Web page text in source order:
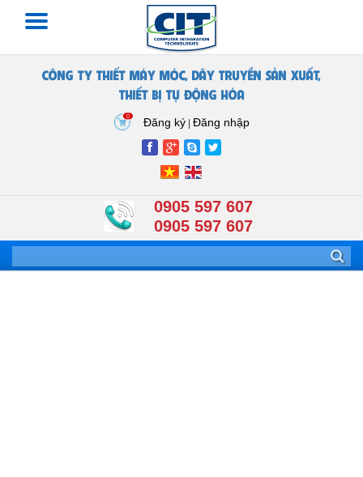
CÔNG TY THIẾT MÁY MÓC, DÂY TRUYỀN SẢN XUẤT,
THIẾT BỊ TỰ ĐỘNG HÓA
0 Đăng ký| Đăng nhập
0905 597 607
0905 597 607